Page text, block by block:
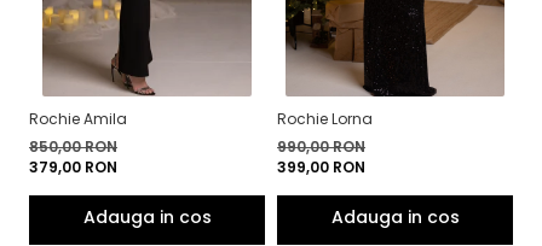
Rochie Amila
850,00 RON
379,00 RON
Rochie Lorna
990,00 RON
399,00 RON